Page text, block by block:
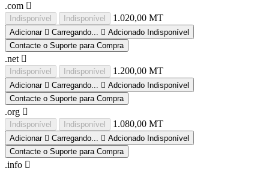
.com
Indisponível Indisponível 1.020,00 MT
Adicionar Carregando... Adcionado Indisponível
Contacte o Suporte para Compra
.net
Indisponível Indisponível 1.200,00 MT
Adicionar Carregando... Adcionado Indisponível
Contacte o Suporte para Compra
.org
Indisponível Indisponível 1.080,00 MT
Adicionar Carregando... Adcionado Indisponível
Contacte o Suporte para Compra
.info